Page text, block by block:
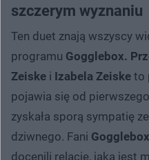
szczerym wyznaniu
Ten duet znają wszyscy
programu Gogglebox.
Zeiske i Izabela Zeiske to
pojawia się od
zyskała sporą sympatię
dziwnego. Fani
docenili relację, jaka jest